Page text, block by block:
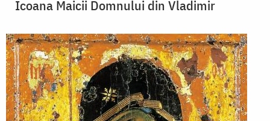
Icoana Maicii Domnului din Vladimir